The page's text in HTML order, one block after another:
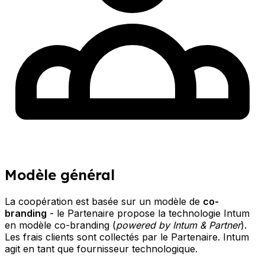
Modèle général
La coopération est basée sur un modèle de co-
branding - le Partenaire propose la technologie Intum
en modèle co-branding (powered by Intum & Partner).
Les frais clients sont collectés par le Partenaire. Intum
agit en tant que fournisseur technologique.